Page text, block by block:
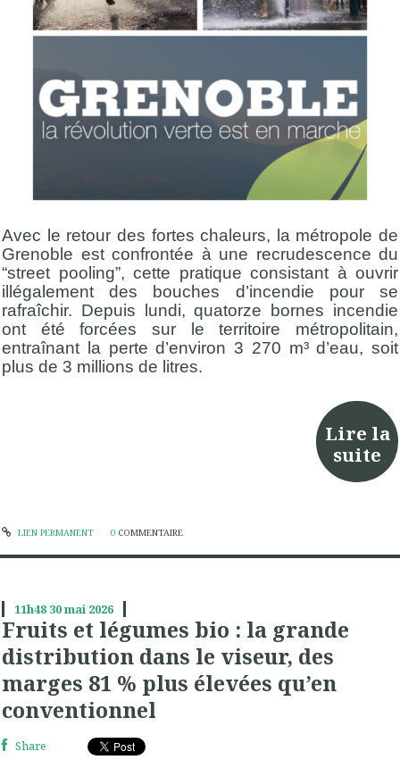
Avec le retour des fortes chaleurs, la métropole de
Grenoble est confrontée à une recrudescence du
“street pooling”, cette pratique consistant à ouvrir
illégalement des bouches d’incendie pour se
rafraîchir. Depuis lundi, quatorze bornes incendie
ont été forcées sur le territoire métropolitain,
entraînant la perte d’environ 3 270 m³ d’eau, soit
plus de 3 millions de litres.
Lire la
suite
LIEN PERMANENT 0 COMMENTAIRE
11h48 30mai 2026
Fruits et légumes bio : la grande
distribution dans le viseur, des
marges 81 % plus élevées qu’en
conventionnel
Share